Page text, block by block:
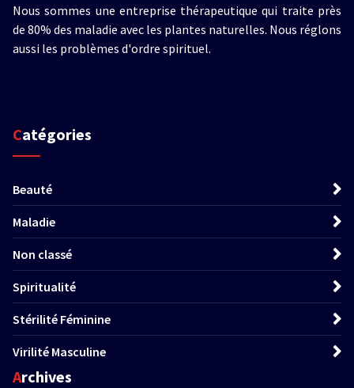
Nous sommes une entreprise thérapeutique qui traite près
de 80% des maladie avec les plantes naturelles. Nous réglons
aussi les problèmes d'ordre spirituel.
Catégories
Beauté
Maladie
Non classé
Spiritualité
Stérilité Féminine
Virilité Masculine
Archives